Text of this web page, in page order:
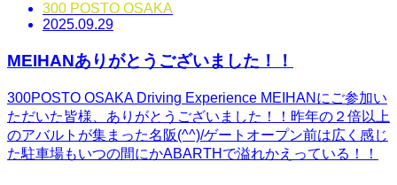
300 POSTO OSAKA
2025.09.29
MEIHANありがとうございました！！
300POSTO OSAKA Driving Experience MEIHANにご参加い
ただいた皆様、ありがとうございました！！昨年の２倍以上
のアバルトが集まった名阪(^^)/ゲートオープン前は広く感じ
た駐車場もいつの間にかABARTHで溢れかえっている！！